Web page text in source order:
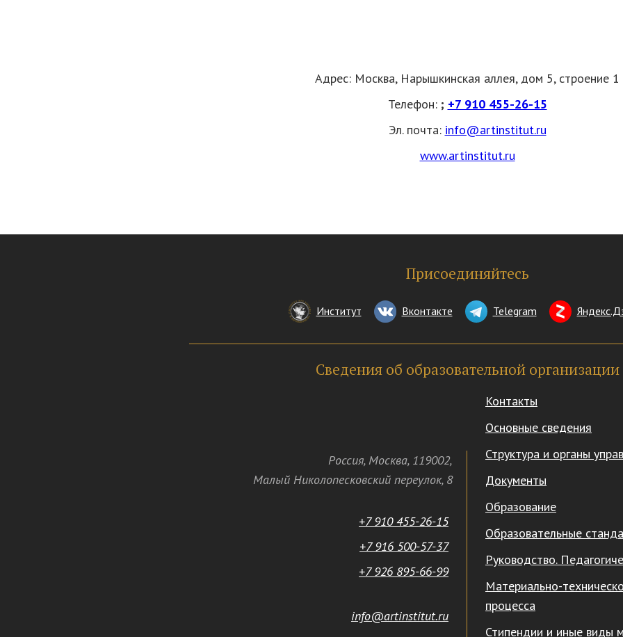
Адрес: Москва, Нарышкинская аллея, дом 5, строение 1
Телефон: ; +7 910 455-26-15
Эл. почта: info@artinstitut.ru
www.artinstitut.ru
Присоединяйтесь
Институт Вконтакте Telegram
Сведения об образовательной организации
Контакты
Основные сведения
Структура и органы
Документы
Образование
Образовательные
Руководство.
Материально-
процесса
Стипендии и иные виды
Россия, Москва, 119002,
Малый Николопесковский переулок,8
+7 910 455-26-15
+7 916 500-57-37
+7 926 895-66-99
info@artinstitut.ru